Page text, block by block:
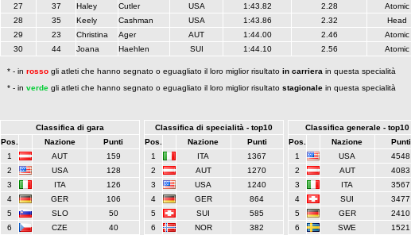
27
37 Haley Cutler USA 1:43.82 2.28
Atomic
28
35 Keely Cashman USA 1:43.86 2.32
Head
29
23 Christina Ager AUT 1:44.00 2.46
Atomic
30
44 Joana Haehlen SUI 1:44.10 2.56 Atomic
* - in rosso gli atleti che hanno segnato o eguagliato il loro miglior risultato in carriera in questa specialità
* - in verde gli atleti che hanno segnato o eguagliato il loro miglior risultato stagionale in questa specialità
Classifica di gara
Pos.
Nazione
Punti
1
AUT
159
2
USA
128
3
ITA
126
4
GER
106
5
SLO
50
6
CZE
40
Classifica di specialità - top10
Pos.
Nazione
Punti
1
ITA
1367
2
AUT
1270
3
USA
1240
4
GER
864
5
SUI
585
6
NOR
382
Classifica generale - top10
Pos.
Nazione
Punti
1
USA
4548
2
AUT
4083
3
ITA
3567
4
SUI
3477
5
GER
2410
6
SWE
1521